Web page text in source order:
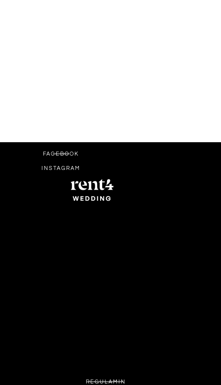
FACEBOOK
INSTAGRAM
REGULAMIN